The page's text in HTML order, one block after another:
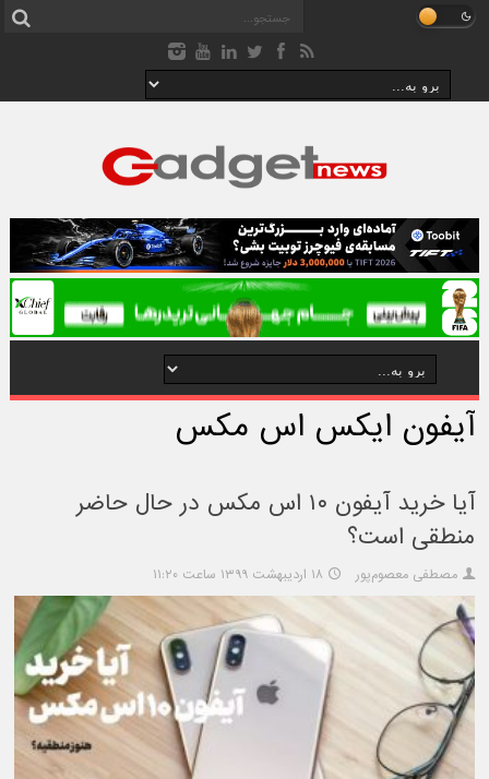
آیفون ایکس اس مکس
آیا خرید آیفون ۱۰ اس مکس در حال حاضر
منطقی است؟
مصطفی معصوم‌پور ۱۸ اردیبهشت ۱۳۹۹ ساعت ۱۱:۲۰